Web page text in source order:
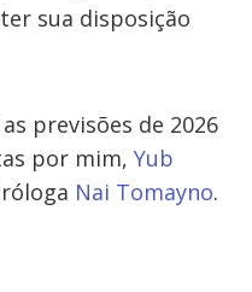
sua disposição
previsões de 2026
por mim, Yub
Nai Tomayno.